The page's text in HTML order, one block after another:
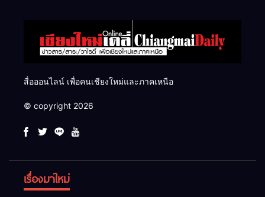
สื่อออนไลน์ เพื่อคนเชียงใหม่และภาคเหนือ
© copyright 2026
เรื่องมาใหม่